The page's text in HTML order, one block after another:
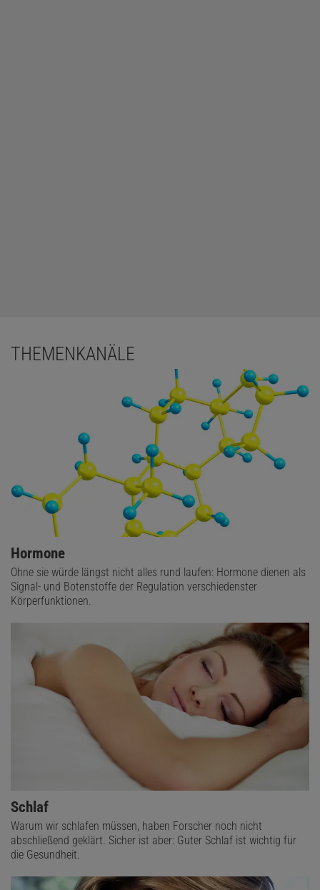
THEMENKANÄLE
Hormone
Ohne sie würde längst nicht alles rund laufen: Hormone dienen als
Signal- und Botenstoffe der Regulation verschiedenster
Körperfunktionen.
Schlaf
Warum wir schlafen müssen, haben Forscher noch nicht
abschließend geklärt. Sicher ist aber: Guter Schlaf ist wichtig für
die Gesundheit.